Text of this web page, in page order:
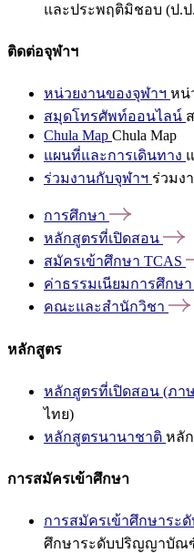
และประพฤติมิชอบ (ป.ป
ติดต่อจุฬาฯ
หน่วยงานของจุฬาฯ หน่
สมุดโทรศัพท์ออนไลน์
Chula Map Chula Map
แผนที่และการเดินทาง
ร่วมงานกับจุฬาฯ ร่วมง
การศึกษา
หลักสูตรที่เปิดสอน
สมัครเข้าศึกษา TCAS
ค่าธรรมเนียมการศึกษา
คณะและสำนักวิชา
หลักสูตร
หลักสูตรที่เปิดสอน (ภา
ไทย)
หลักสูตรนานาชาติ หลั
การสมัครเข้าศึกษา
การสมัครเข้าศึกษาร
ศึกษาระดับปริญญาบัณ